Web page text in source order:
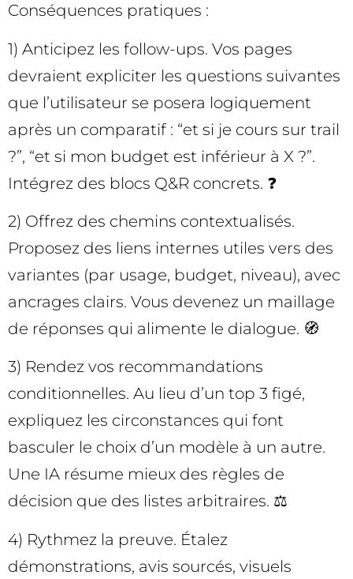
Conséquences pratiques :
1) Anticipez les follow-ups. Vos pages
devraient expliciter les questions suivantes
que l’utilisateur se posera logiquement
après un comparatif : “et si je cours sur trail
?”, “et si mon budget est inférieur à X ?”.
Intégrez des blocs Q&R concrets. ❓
2) Offrez des chemins contextualisés.
Proposez des liens internes utiles vers des
variantes (par usage, budget, niveau), avec
ancrages clairs. Vous devenez un maillage
de réponses qui alimente le dialogue. 🧭
3) Rendez vos recommandations
conditionnelles. Au lieu d’un top 3 figé,
expliquez les circonstances qui font
basculer le choix d’un modèle à un autre.
Une IA résume mieux des règles de
décision que des listes arbitraires. ⚖️
4) Rythmez la preuve. Étalez
démonstrations, avis sourcés, visuels